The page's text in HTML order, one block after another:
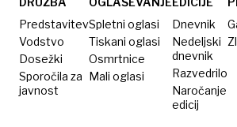
Predstavitev
Vodstvo
Dosežki
Sporočila za
javnost
Spletni oglasi
Tiskani oglasi
Osmrtnice
Mali oglasi
Dnevnik
Nedeljski
dnevnik
Razvedrilo
Naročanje
edicij